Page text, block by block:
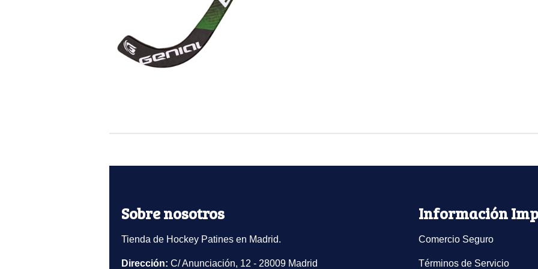
Sobre nosotros
Tienda de Hockey Patines en Madrid.
Dirección: C/ Anunciación, 12 - 28009 Madrid
Información
Comercio Seguro
Términos de Servicio